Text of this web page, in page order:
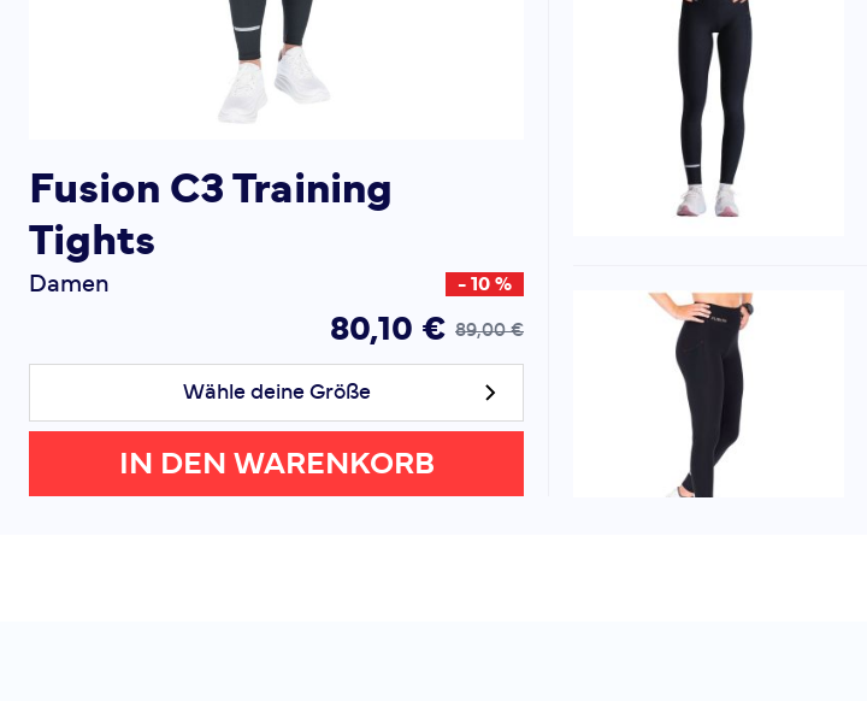
Fusion C3 Training
Tights
Damen - 10 %
80,10 € 89,00 €
Wähle deine Größe
IN DEN WARENKORB